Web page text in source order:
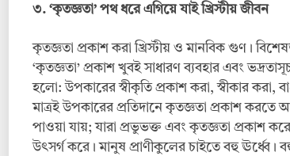
৩. ‘কৃতজ্ঞতা’ পথ ধরে এগিয়ে যাই খ্রিস্টীয় জীবন
কৃতজ্ঞতা প্রকাশ করা খ্রিস্টীয় ও মানবিক গুণ।
‘কৃতজ্ঞতা’ প্রকাশ খুবই সাধারণ ব্যবহার এবং
হলো: উপকারের স্বীকৃতি প্রকাশ করা, স্বীকার করা,
মাত্রই উপকারের প্রতিদানে কৃতজ্ঞতা প্রকাশ করতে
পাওয়া যায়; যারা প্রভুভক্ত এবং কৃতজ্ঞতা প্রকাশ
উৎসর্গ করে। মানুষ প্রাণীকুলের চাইতে বহু ঊর্ধ্বে।